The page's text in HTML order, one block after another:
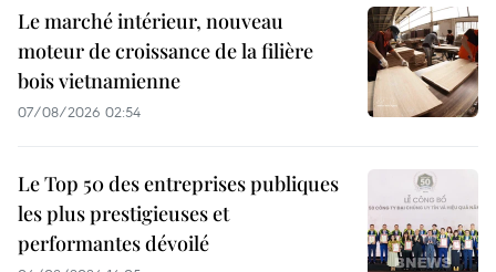
Le marché intérieur, nouveau
moteur de croissance de la filière
bois vietnamienne
07/08/2026 02:54
Le Top 50 des entreprises publiques
les plus prestigieuses et
performantes dévoilé